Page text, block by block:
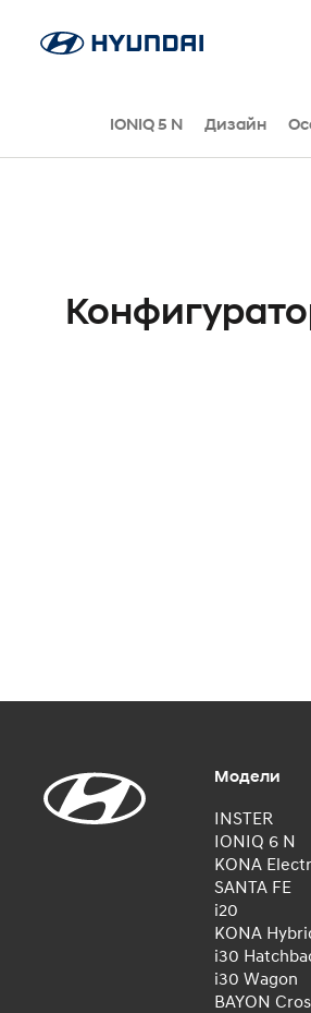
IONIQ 5 N Дизайн
Модели
INSTER
IONIQ 6 N
KONA
SANTA FE
i20
KONA
i30
i30 Wagon
BAYON